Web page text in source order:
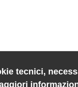
tecnici,